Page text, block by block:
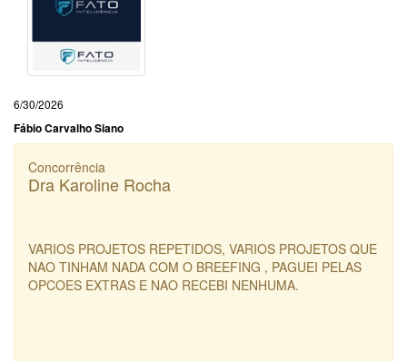
6/30/2026
Fábio Carvalho Siano
Concorrência
Dra Karoline Rocha
VARIOS PROJETOS REPETIDOS, VARIOS PROJETOS QUE
NAO TINHAM NADA COM O BREEFING , PAGUEI PELAS
OPCOES EXTRAS E NAO RECEBI NENHUMA.